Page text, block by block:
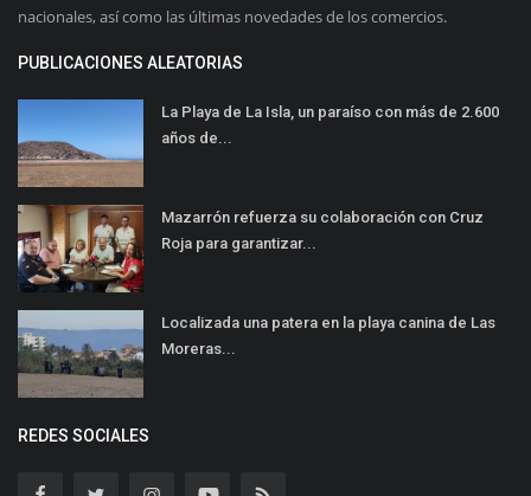
nacionales, así como las últimas novedades de los comercios.
PUBLICACIONES ALEATORIAS
La Playa de La Isla, un paraíso con más de 2.600
años de...
Mazarrón refuerza su colaboración con Cruz
Roja para garantizar...
Localizada una patera en la playa canina de Las
Moreras...
REDES SOCIALES